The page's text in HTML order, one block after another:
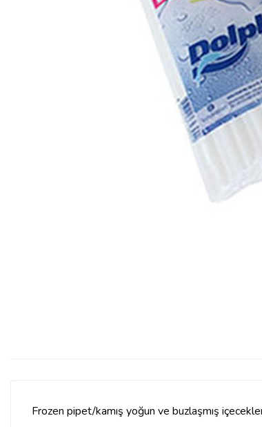
Frozen pipet/kamış yoğun ve buzlaşmış